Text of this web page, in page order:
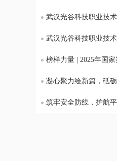
武汉光谷科技职业技术
武汉光谷科技职业技
榜样力量 | 2025年国家奖学
凝心聚力绘新篇，砥砺奋进启新程 | 我校召
筑牢安全防线，护航平安高考 | 我校召开2025